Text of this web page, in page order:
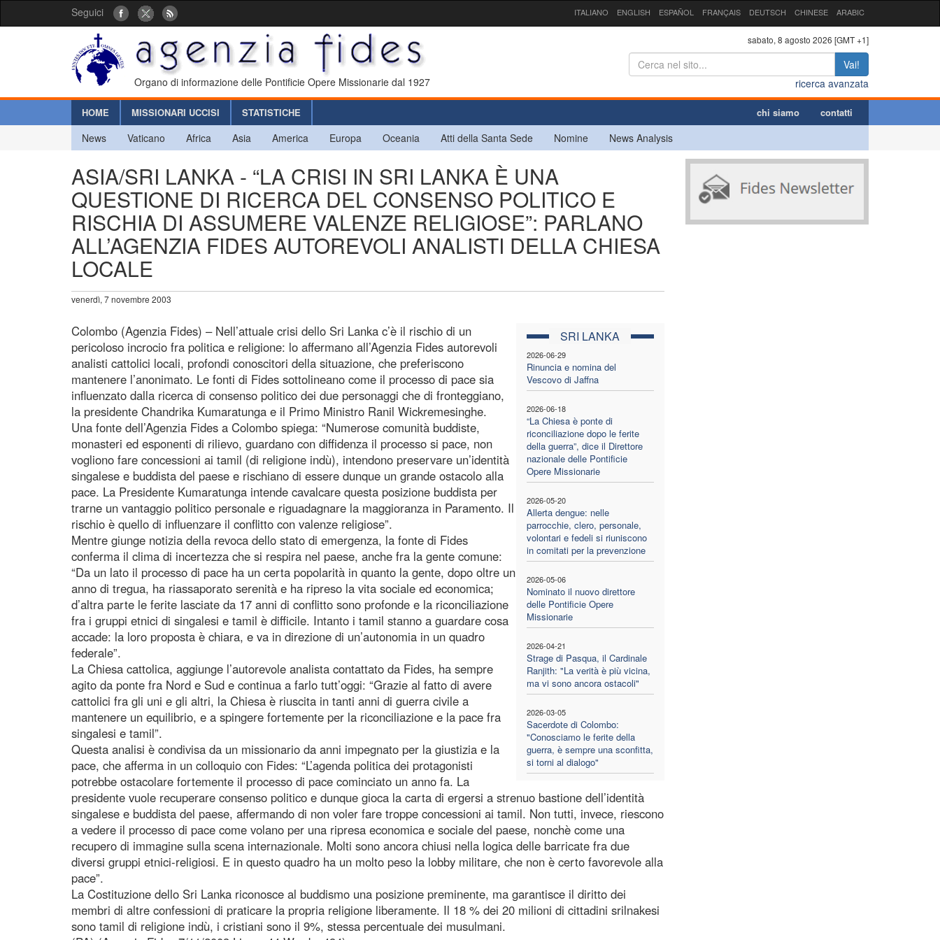
Seguici ITALIANO ENGLISH ESPAÑOL FRANÇAIS DEUTSCH CHINESE ARABIC
Organo di informazione delle Pontificie Opere Missionarie dal 1927
sabato, 8 agosto 2026 [GMT +1]
Vai!
ricerca avanzata
HOME MISSIONARI UCCISI STATISTICHE chi siamo contatti
News Vaticano Africa Asia America Europa Oceania Atti della Santa Sede Nomine News Analysis
ASIA/SRI LANKA - “LA CRISI IN SRI LANKA È UNA
QUESTIONE DI RICERCA DEL CONSENSO POLITICO E
RISCHIA DI ASSUMERE VALENZE RELIGIOSE”: PARLANO
ALL’AGENZIA FIDES AUTOREVOLI ANALISTI DELLA CHIESA
LOCALE
venerdì, 7 novembre 2003
SRI LANKA
2026-06-29
Rinuncia e nomina del
Vescovo di Jaffna
2026-06-18
“La Chiesa è ponte di
riconciliazione dopo le ferite
della guerra”, dice il Direttore
nazionale delle Pontificie
Opere Missionarie
2026-05-20
Allerta dengue: nelle
parrocchie, clero, personale,
volontari e fedeli si riuniscono
in comitati per la prevenzione
2026-05-06
Nominato il nuovo direttore
delle Pontificie Opere
Missionarie
2026-04-21
Strage di Pasqua, il Cardinale
Ranjith: "La verità è più vicina,
ma vi sono ancora ostacoli"
2026-03-05
Sacerdote di Colombo:
"Conosciamo le ferite della
guerra, è sempre una sconfitta,
si torni al dialogo"
Colombo (Agenzia Fides) – Nell’attuale crisi dello Sri Lanka c’è il rischio di un
pericoloso incrocio fra politica e religione: lo affermano all’Agenzia Fides autorevoli
analisti cattolici locali, profondi conoscitori della situazione, che preferiscono
mantenere l’anonimato. Le fonti di Fides sottolineano come il processo di pace sia
influenzato dalla ricerca di consenso politico dei due personaggi che di fronteggiano,
la presidente Chandrika Kumaratunga e il Primo Ministro Ranil Wickremesinghe.
Una fonte dell’Agenzia Fides a Colombo spiega: “Numerose comunità buddiste,
monasteri ed esponenti di rilievo, guardano con diffidenza il processo si pace, non
vogliono fare concessioni ai tamil (di religione indù), intendono preservare un’identità
singalese e buddista del paese e rischiano di essere dunque un grande ostacolo alla
pace. La Presidente Kumaratunga intende cavalcare questa posizione buddista per
trarne un vantaggio politico personale e riguadagnare la maggioranza in Paramento. Il
rischio è quello di influenzare il conflitto con valenze religiose”.
Mentre giunge notizia della revoca dello stato di emergenza, la fonte di Fides
conferma il clima di incertezza che si respira nel paese, anche fra la gente comune:
“Da un lato il processo di pace ha un certa popolarità in quanto la gente, dopo oltre un
anno di tregua, ha riassaporato serenità e ha ripreso la vita sociale ed economica;
d’altra parte le ferite lasciate da 17 anni di conflitto sono profonde e la riconciliazione
fra i gruppi etnici di singalesi e tamil è difficile. Intanto i tamil stanno a guardare cosa
accade: la loro proposta è chiara, e va in direzione di un’autonomia in un quadro
federale”.
La Chiesa cattolica, aggiunge l’autorevole analista contattato da Fides, ha sempre
agito da ponte fra Nord e Sud e continua a farlo tutt’oggi: “Grazie al fatto di avere
cattolici fra gli uni e gli altri, la Chiesa è riuscita in tanti anni di guerra civile a
mantenere un equilibrio, e a spingere fortemente per la riconciliazione e la pace fra
singalesi e tamil”.
Questa analisi è condivisa da un missionario da anni impegnato per la giustizia e la
pace, che afferma in un colloquio con Fides: “L’agenda politica dei protagonisti
potrebbe ostacolare fortemente il processo di pace cominciato un anno fa. La
presidente vuole recuperare consenso politico e dunque gioca la carta di ergersi a strenuo bastione dell’identità
singalese e buddista del paese, affermando di non voler fare troppe concessioni ai tamil. Non tutti, invece, riescono
a vedere il processo di pace come volano per una ripresa economica e sociale del paese, nonchè come una
recupero di immagine sulla scena internazionale. Molti sono ancora chiusi nella logica delle barricate fra due
diversi gruppi etnici-religiosi. E in questo quadro ha un molto peso la lobby militare, che non è certo favorevole alla
pace”.
La Costituzione dello Sri Lanka riconosce al buddismo una posizione preminente, ma garantisce il diritto dei
membri di altre confessioni di praticare la propria religione liberamente. Il 18 % dei 20 milioni di cittadini srilnakesi
sono tamil di religione indù, i cristiani sono il 9%, stessa percentuale dei musulmani.